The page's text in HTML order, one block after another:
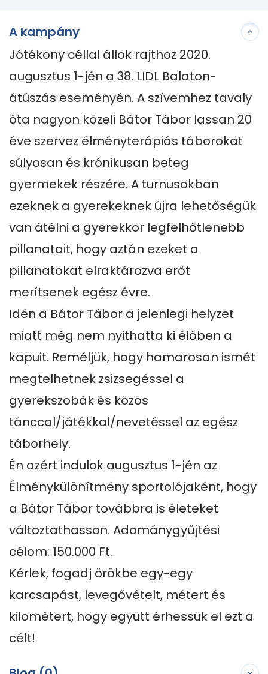
A kampány
Jótékony céllal állok rajthoz 2020.
augusztus 1-jén a 38. LIDL Balaton-
átúszás eseményén. A szívemhez tavaly
óta nagyon közeli Bátor Tábor lassan 20
éve szervez élményterápiás táborokat
súlyosan és krónikusan beteg
gyermekek részére. A turnusokban
ezeknek a gyerekeknek újra lehetőségük
van átélni a gyerekkor legfelhőtlenebb
pillanatait, hogy aztán ezeket a
pillanatokat elraktározva erőt
merítsenek egész évre.
Idén a Bátor Tábor a jelenlegi helyzet
miatt még nem nyithatta ki élőben a
kapuit. Reméljük, hogy hamarosan ismét
megtelhetnek zsizsegéssel a
gyerekszobák és közös
tánccal/játékkal/nevetéssel az egész
táborhely.
Én azért indulok augusztus 1-jén az
Élménykülönítmény sportolójaként, hogy
a Bátor Tábor továbbra is életeket
változtathasson. Adománygyűjtési
célom: 150.000 Ft.
Kérlek, fogadj örökbe egy-egy
karcsapást, levegővételt, métert és
kilométert, hogy együtt érhessük el ezt a
célt!